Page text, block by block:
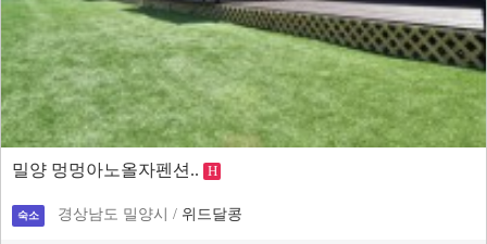
밀양 멍멍아노올자펜션.. H
숙소 경상남도 밀양시 / 위드달콩